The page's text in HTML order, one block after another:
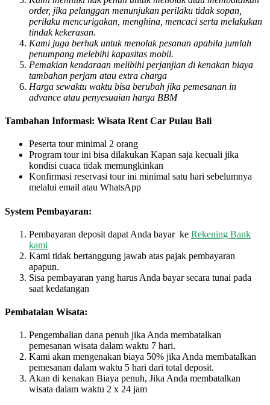
order, jika pelanggan menunjukan perilaku tidak sopan,
perilaku mencurigakan, menghina, mencaci serta melakukan
tindak kekerasan.
Kami juga berhak untuk menolak pesanan apabila jumlah
penumpang melebihi kapasitas mobil.
Pemakian kendaraan melibihi perjanjian di kenakan biaya
tambahan perjam atau extra charga
Harga sewaktu waktu bisa berubah jika pemesanan in
advance atau penyesuaian harga BBM
Tambahan Informasi: Wisata Rent Car Pulau Bali
Peserta tour minimal 2 orang
Program tour ini bisa dilakukan Kapan saja kecuali jika
kondisi cuaca tidak memungkinkan
Konfirmasi reservasi tour ini minimal satu hari sebelumnya
melalui email atau WhatsApp
System Pembayaran:
Pembayaran deposit dapat Anda bayar ke Rekening Bank
kami
Kami tidak bertanggung jawab atas pajak pembayaran
apapun.
Sisa pembayaran yang harus Anda bayar secara tunai pada
saat kedatangan
Pembatalan Wisata:
Pengembalian dana penuh jika Anda membatalkan
pemesanan wisata dalam waktu 7 hari.
Kami akan mengenakan biaya 50% jika Anda membatalkan
pemesanan dalam waktu 5 hari dari total deposit.
Akan di kenakan Biaya penuh, Jika Anda membatalkan
wisata dalam waktu 2 x 24 jam